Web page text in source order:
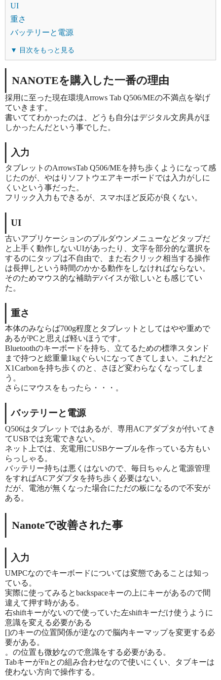
UI
重さ
バッテリーと電源
▼ 目次をもっと見る
NANOTEを購入した一番の理由
採用に至った現在環境Arrows Tab Q506/MEの不満点を挙げ
ていきます。
書いててわかったのは、どうも自分はデジタル文房具がほ
しかったんだという事でした。
入力
タブレットのArrowsTab Q506/MEを持ち歩くようになって感
じたのが、やはりソフトウエアキーボードでは入力がしに
くいという事だった。
フリック入力もできるが、スマホほど反応が良くない。
UI
古いアプリケーションのプルダウンメニューなどタップだ
と上手く動作しないUIがあったり、文字を部分的な選択を
するのにタップは不自由で、また右クリック相当する操作
は長押しという時間のかかる動作をしなければならない。
そのためマウス的な補助デバイスが欲しいとも感じてい
た。
重さ
本体のみならば700g程度とタブレットとしてはやや重めで
あるがPCと思えば軽いほうです。
Bluetoothのキーボードを持ち、立てるための標準スタンド
まで持つと総重量1kgぐらいになってきてしまい。これだと
X1Carbonを持ち歩くのと、さほど変わらなくなってしま
う。
さらにマウスをもったら・・・。
バッテリーと電源
Q506はタブレットではあるが、専用ACアダプタが付いてき
てUSBでは充電できない。
ネット上では、充電用にUSBケーブルを作っている方もい
らっしゃる。
バッテリー持ちは悪くはないので、毎日ちゃんと電源管理
をすればACアダプタを持ち歩く必要はない。
だが、電池が無くなった場合にただの板になるので不安が
ある。
Nanoteで改善された事
入力
UMPCなのでキーボードについては変態であることは知っ
ている。
実際に使ってみるとbackspaceキーの上にキーがあるので間
違えて押す時がある。
右shiftキーがないので使っていた左shiftキーだけ使うように
意識を変える必要がある
[]のキーの位置関係が逆なので脳内キーマップを変更する必
要がある。
。の位置も微妙なので意識をする必要がある。
TabキーがFnとの組み合わせなので使いにくい、タブキーは
使わない方向で操作する。